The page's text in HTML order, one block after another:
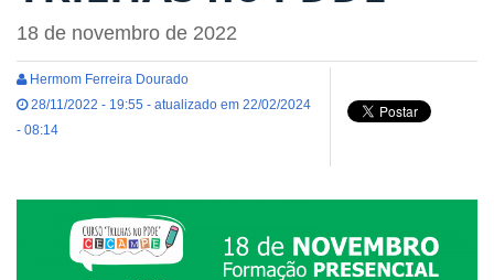
18 de novembro de 2022
Hermom Ferreira Dourado
28/11/2022 - 19:55 - atualizado em 22/02/2024
- 08:14